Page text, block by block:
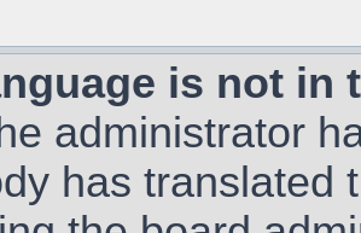
is not in
administrator
has translated